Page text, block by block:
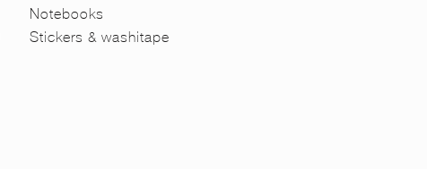
Notebooks
Stickers & washitape